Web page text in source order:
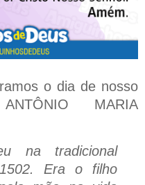
o dia de nosso
MARIA
na tradicional
Era o filho